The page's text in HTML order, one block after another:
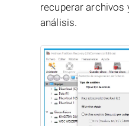
recuperar archivos
análisis.